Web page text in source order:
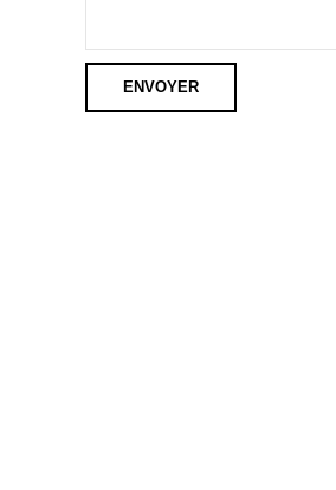
ENVOYER